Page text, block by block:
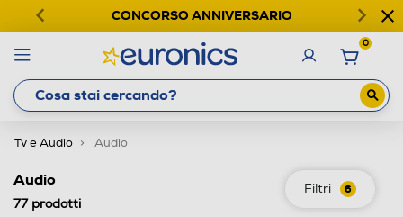
CONCORSO ANNIVERSARIO
0
Tv e Audio Audio
Filtri 6
Audio
77prodotti